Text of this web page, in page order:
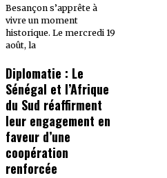
Besançon s’apprête à
vivre un moment
historique. Le mercredi 19
août, la
Diplomatie : Le
Sénégal et l’Afrique
du Sud réaffirment
leur engagement en
faveur d’une
coopération
renforcée